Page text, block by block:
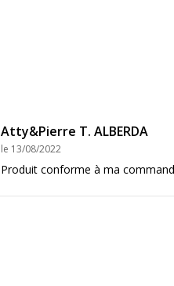
Accoudoirs
Couleur accoudoirs
Atty&Pierre T. ALBERDA
le 13/08/2022
Produit conforme à ma